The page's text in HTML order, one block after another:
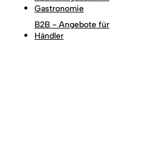
Gastronomie
B2B - Angebote für
Händler